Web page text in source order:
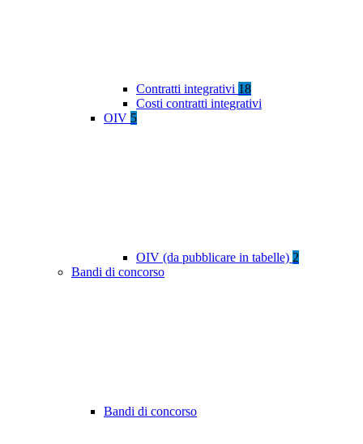
Contratti integrativi 18
Costi contratti integrativi
OIV 5
OIV (da pubblicare in tabelle) 2
Bandi di concorso
Bandi di concorso